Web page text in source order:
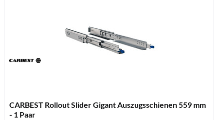
CARBEST Rollout Slider Gigant Auszugsschienen 559 mm
- 1 Paar